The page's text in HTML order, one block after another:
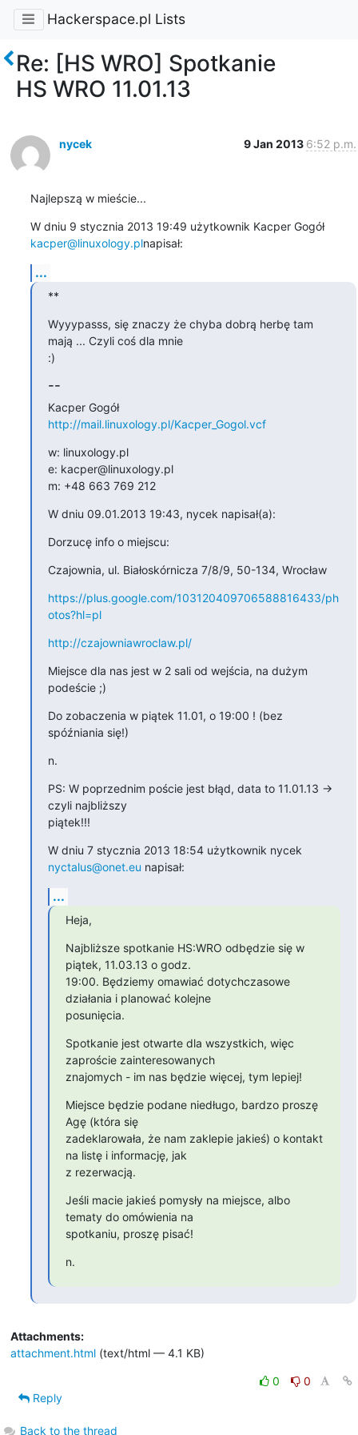
Hackerspace.pl Lists
Re: [HS WRO] Spotkanie
HS WRO 11.01.13
nycek 9 Jan 2013 6:52 p.m.
Najlepszą w mieście...
W dniu 9 stycznia 2013 19:49 użytkownik Kacper Gogół
kacper@linuxology.plnapisał:
...
**
Wyyypasss, się znaczy że chyba dobrą herbę tam
mają ... Czyli coś dla mnie
:)
--
Kacper Gogół
http://mail.linuxology.pl/Kacper_Gogol.vcf
w: linuxology.pl
e: kacper@linuxology.pl
m: +48 663 769 212
W dniu 09.01.2013 19:43, nycek napisał(a):
Dorzucę info o miejscu:
Czajownia, ul. Białoskórnicza 7/8/9, 50-134, Wrocław
https://plus.google.com/103120409706588816433/ph
otos?hl=pl
http://czajowniawroclaw.pl/
Miejsce dla nas jest w 2 sali od wejścia, na dużym
podeście ;)
Do zobaczenia w piątek 11.01, o 19:00 ! (bez
spóźniania się!)
n.
PS: W poprzednim poście jest błąd, data to 11.01.13 ->
czyli najbliższy
piątek!!!
nyctalus@onet.eu napisał:
...
Heja,
Najbliższe spotkanie HS:WRO odbędzie się w
piątek, 11.03.13 o godz.
19:00. Będziemy omawiać dotychczasowe
działania i planować kolejne
posunięcia.
Spotkanie jest otwarte dla wszystkich, więc
zaproście zainteresowanych
znajomych - im nas będzie więcej, tym lepiej!
Miejsce będzie podane niedługo, bardzo proszę
Agę (która się
zadeklarowała, że nam zaklepie jakieś) o kontakt
na listę i informację, jak
z rezerwacją.
Jeśli macie jakieś pomysły na miejsce, albo
tematy do omówienia na
spotkaniu, proszę pisać!
n.
Attachments:
attachment.html(text/html — 4.1 KB)
0
0
Reply
Back to the thread